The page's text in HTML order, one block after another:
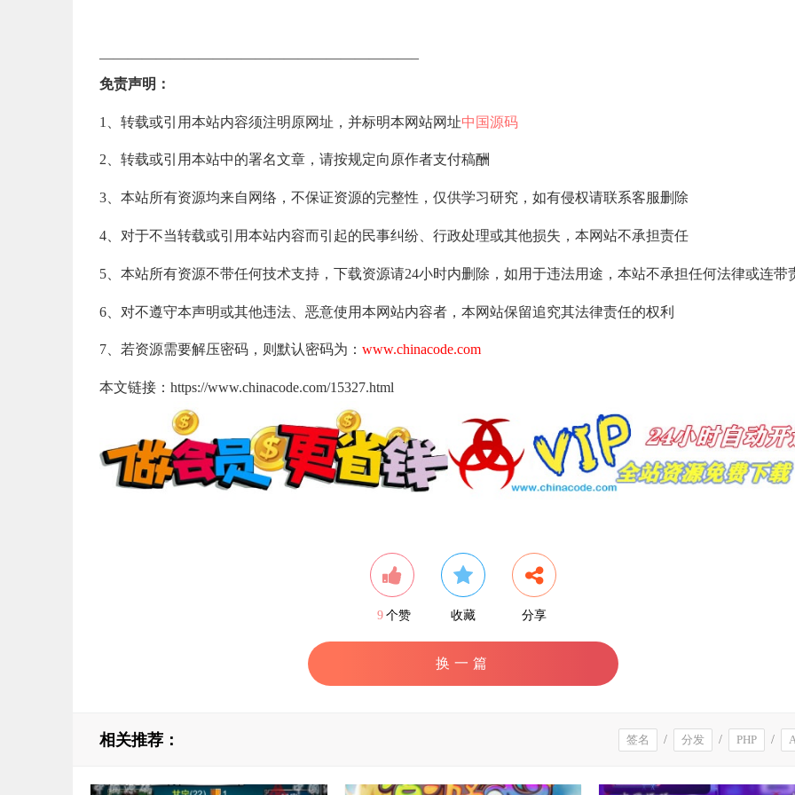
——————————————————————–
免责声明：
1、转载或引用本站内容须注明原网址，并标明本网站网址中国源码
2、转载或引用本站中的署名文章，请按规定向原作者支付稿酬
3、本站所有资源均来自网络，不保证资源的完整性，仅供学习研究，如有侵权请联系客服删除
4、对于不当转载或引用本站内容而引起的民事纠纷、行政处理或其他损失，本网站不承担责任
5、本站所有资源不带任何技术支持，下载资源请24小时内删除，如用于违法用途，本站不承担任何法律或连带
6、对不遵守本声明或其他违法、恶意使用本网站内容者，本网站保留追究其法律责任的权利
7、若资源需要解压密码，则默认密码为： www.chinacode.com
本文链接：https://www.chinacode.com/15327.html
9 个赞 收藏 分享
换一篇
相关推荐： /
PHP
/
分发
/
签名